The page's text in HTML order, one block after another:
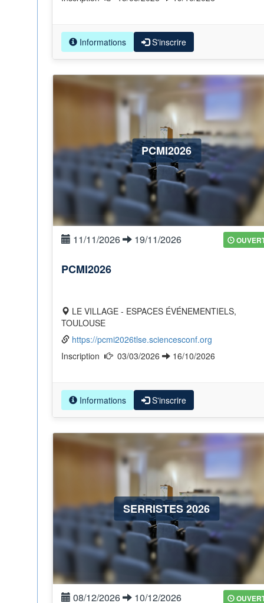
Informations S'inscrire
PCMI2026
11/11/2026 19/11/2026
PCMI2026
TOULOUSE
https://pcmi2026tlse.sciencesconf.org
03/03/2026 16/10/2026
Informations S'inscrire
SERRISTES 2026
08/12/2026 10/12/2026